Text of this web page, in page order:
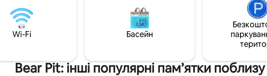
поїзді. Так, у нас також є безкоштовна
парковка. До кількох ресторанів можна
дійти пішки, а також до заправки, а на
першому поверсі будівлі є навіть
гостей та тих, хто шукає відпочинку
днів на рік. Взимку на вас чекають
34 гірськолижні курорти із
довжиною схилів 775 кілометрів. «Те,
що ви бачите, є те, що ви
Wi-Fi Басейн
Bear Pit: інші популярні пам’ятки поблизу